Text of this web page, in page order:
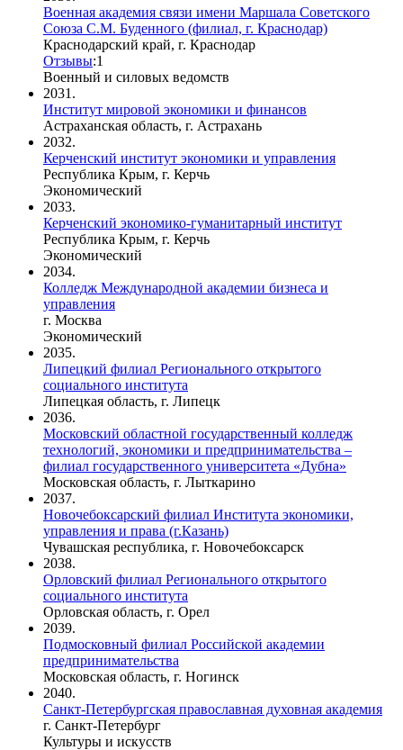
Военная академия связи имени Маршала Советского
Союза С.М. Буденного (филиал, г. Краснодар)
Краснодарский край, г. Краснодар
Отзывы:1
Военный и силовых ведомств
2031.
Институт мировой экономики и финансов
Астраханская область, г. Астрахань
2032.
Керченский институт экономики и управления
Республика Крым, г. Керчь
Экономический
2033.
Керченский экономико-гуманитарный институт
Республика Крым, г. Керчь
Экономический
2034.
Колледж Международной академии бизнеса и
управления
г. Москва
Экономический
2035.
Липецкий филиал Регионального открытого
социального института
Липецкая область, г. Липецк
2036.
Московский областной государственный колледж
технологий, экономики и предпринимательства –
филиал государственного университета «Дубна»
Московская область, г. Лыткарино
2037.
Новочебоксарский филиал Института экономики,
управления и права (г.Казань)
Чувашская республика, г. Новочебоксарск
2038.
Орловский филиал Регионального открытого
социального института
Орловская область, г. Орел
2039.
Подмосковный филиал Российской академии
предпринимательства
Московская область, г. Ногинск
2040.
Санкт-Петербургская православная духовная академия
г. Санкт-Петербург
Культуры и искусств